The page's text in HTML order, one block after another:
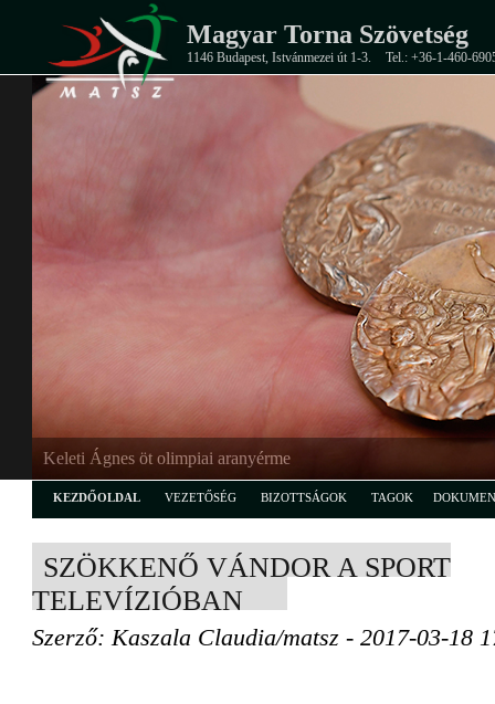
Magyar Torna Szövetség
1146 Budapest, Istvánmezei út 1-3. Tel.: +36-1-460-
Keleti Ágnes öt olimpiai aranyérme
KEZDŐOLDAL VEZETŐSÉG BIZOTTSÁGOK TAGOK
SZÖKKENŐ VÁNDOR A SPORT
TELEVÍZIÓBAN
Szerző: Kaszala Claudia/matsz - 2017-03-18